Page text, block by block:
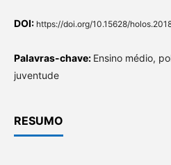
DOI: https://doi.org/10.15628/
Palavras-chave: Ensino médio,
juventude
RESUMO